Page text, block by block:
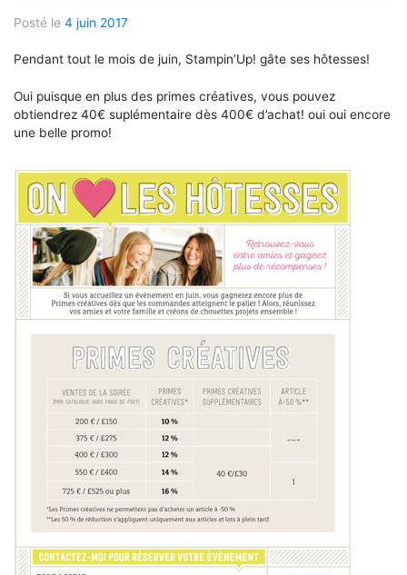
Posté le 4 juin 2017
Pendant tout le mois de juin, Stampin’Up! gâte ses hôtesses!
Oui puisque en plus des primes créatives, vous pouvez
obtiendrez 40€ suplémentaire dès 400€ d’achat! oui oui encore
une belle promo!